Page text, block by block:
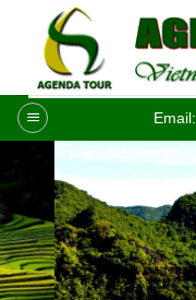
contenu
Email: